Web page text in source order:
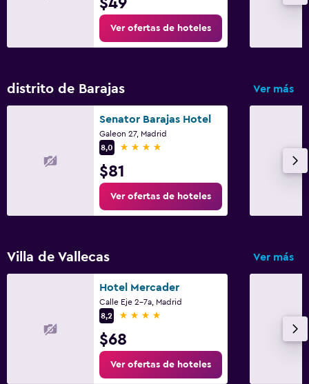
Bicicletas
Spa
Sauna
Ver ofertas de hoteles
distrito de Barajas Ver más
Senator Barajas Hotel
Galeon 27, Madrid
8,0
4 estrellas
$81
Ver ofertas de hoteles
Villa de Vallecas Ver más
Hotel Mercader
Calle Eje 2-7a, Madrid
8,2
4 estrellas
$68
Ver ofertas de hoteles